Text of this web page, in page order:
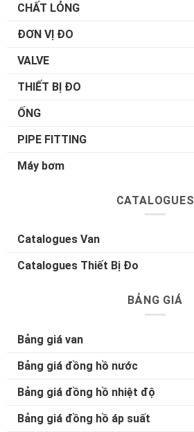
CHẤT LỎNG
ĐƠN VỊ ĐO
VALVE
THIẾT BỊ ĐO
ỐNG
PIPE FITTING
Máy bơm
CATALOGUES
Catalogues Van
Catalogues Thiết Bị Đo
BẢNG GIÁ
Bảng giá van
Bảng giá đồng hồ nước
Bảng giá đồng hồ nhiệt độ
Bảng giá đồng hồ áp suất